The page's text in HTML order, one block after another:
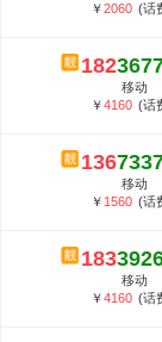
￥2060 (话
182
移动
￥4160 (话
136
移动
￥ 1560 (话
183
移动
￥4160 (话